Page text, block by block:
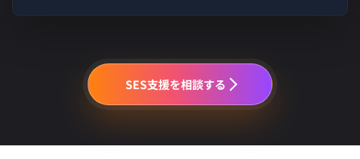
SES支援を相談する